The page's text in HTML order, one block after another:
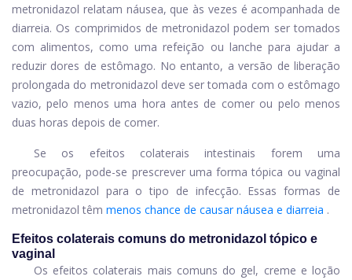
metronidazol relatam náusea, que às vezes é acompanhada de
diarreia. Os comprimidos de metronidazol podem ser tomados
com alimentos, como uma refeição ou lanche para ajudar a
reduzir dores de estômago. No entanto, a versão de liberação
prolongada do metronidazol deve ser tomada com o estômago
vazio, pelo menos uma hora antes de comer ou pelo menos
duas horas depois de comer.
Se os efeitos colaterais intestinais forem uma
preocupação, pode-se prescrever uma forma tópica ou vaginal
de metronidazol para o tipo de infecção. Essas formas de
metronidazol têm menos chance de causar náusea e diarreia .
Efeitos colaterais comuns do metronidazol tópico e
vaginal
Os efeitos colaterais mais comuns do gel, creme e loção